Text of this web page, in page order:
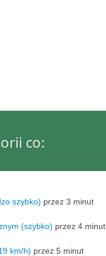
co:
szybko) przez 3 minut
(szybko) przez 4 minut
km/h) przez 5 minut